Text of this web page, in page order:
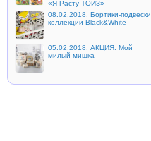
«Я Расту ТОЙЗ»
08.02.2018. Бортики-подвески
коллекции Black&White
05.02.2018. АКЦИЯ: Мой
милый мишка